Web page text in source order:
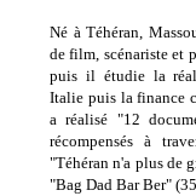
Né à Téhéran,
de film, scénariste et
puis il étudie la
Italie puis la finance
a réalisé "12
récompensés à
"Téhéran n'a plus de
"Bag Dad Bar Ber"